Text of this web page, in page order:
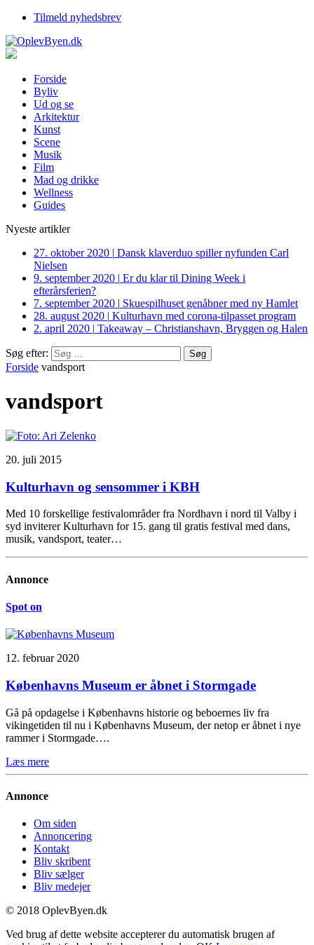
Tilmeld nyhedsbrev
Forside
Byliv
Ud og se
Arkitektur
Kunst
Scene
Musik
Film
Mad og drikke
Wellness
Guides
Nyeste artikler
27. oktober 2020 | Dansk klaverduo spiller nyfunden Carl
Nielsen
9. september 2020 | Er du klar til Dining Week i
efterårsferien?
7. september 2020 | Skuespilhuset genåbner med ny Hamlet
28. august 2020 | Kulturhavn med corona-tilpasset program
2. april 2020 | Takeaway – Christianshavn, Bryggen og Halen
Søg efter:
Forside vandsport
vandsport
20. juli 2015
Kulturhavn og sensommer i KBH
Med 10 forskellige festivalområder fra Nordhavn i nord til Valby i
syd inviterer Kulturhavn for 15. gang til gratis festival med dans,
musik, vandsport, teater…
Annonce
Spot on
12. februar 2020
Københavns Museum er åbnet i Stormgade
Gå på opdagelse i Københavns historie og beboernes liv fra
vikingetiden til nu i Københavns Museum, der netop er åbnet i nye
rammer i Stormgade….
Læs mere
Annonce
Om siden
Annoncering
Kontakt
Bliv skribent
Bliv sælger
Bliv medejer
© 2018 OplevByen.dk
Ved brug af dette website accepterer du automatisk brugen af